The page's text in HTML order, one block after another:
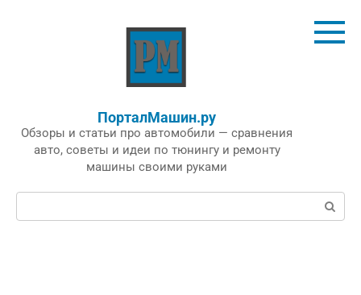
ПорталМашин.ру
Обзоры и статьи про автомобили — сравнения
авто, советы и идеи по тюнингу и ремонту
машины своими руками
Поиск: